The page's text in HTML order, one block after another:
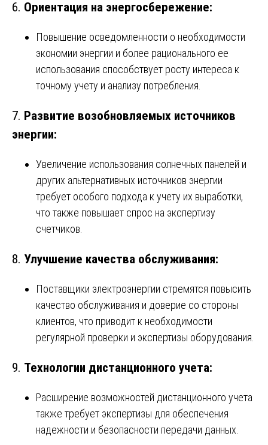
6. Ориентация на энергосбережение:
Повышение осведомленности о необходимости
экономии энергии и более рационального ее
использования способствует росту интереса к
точному учету и анализу потребления.
7. Развитие возобновляемых источников
энергии:
Увеличение использования солнечных панелей и
других альтернативных источников энергии
требует особого подхода к учету их выработки,
что также повышает спрос на экспертизу
счетчиков.
8. Улучшение качества обслуживания:
Поставщики электроэнергии стремятся повысить
качество обслуживания и доверие со стороны
клиентов, что приводит к необходимости
регулярной проверки и экспертизы оборудования.
9. Технологии дистанционного учета:
Расширение возможностей дистанционного учета
также требует экспертизы для обеспечения
надежности и безопасности передачи данных.